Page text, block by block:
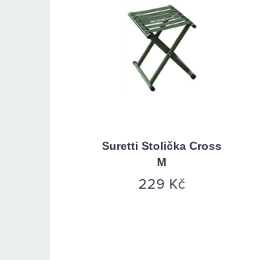
Suretti Stolička Cross
M
229 Kč